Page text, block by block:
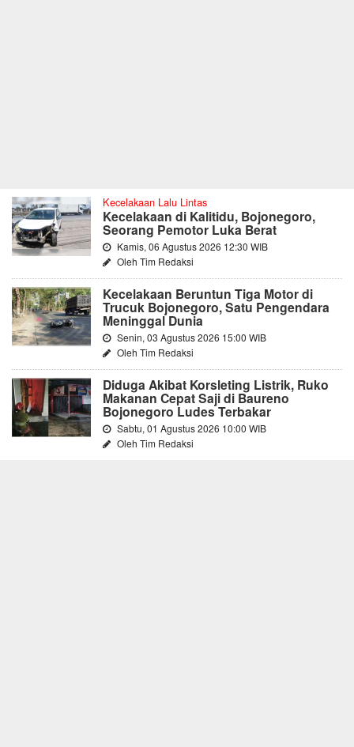
Kecelakaan Lalu Lintas
Kecelakaan di Kalitidu, Bojonegoro,
Seorang Pemotor Luka Berat
Kamis, 06 Agustus 2026 12:30 WIB
Oleh Tim Redaksi
Kecelakaan Beruntun Tiga Motor di
Trucuk Bojonegoro, Satu Pengendara
Meninggal Dunia
Senin, 03 Agustus 2026 15:00 WIB
Oleh Tim Redaksi
Diduga Akibat Korsleting Listrik, Ruko
Makanan Cepat Saji di Baureno
Bojonegoro Ludes Terbakar
Sabtu, 01 Agustus 2026 10:00 WIB
Oleh Tim Redaksi